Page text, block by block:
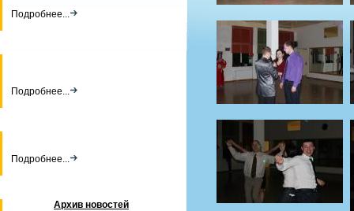
Подробнее...
Подробнее...
Подробнее...
Архив новостей